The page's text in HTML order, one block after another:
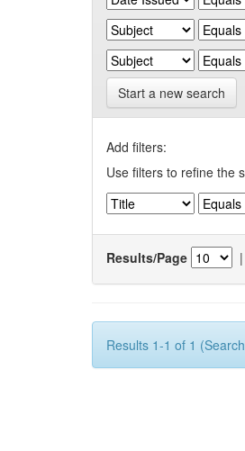
Start a new search
Add filters:
Use filters to refine the
Results/Page |
Results 1-1 of 1